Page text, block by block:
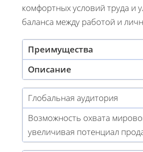
комфортных условий труда и
баланса между работой и
Преимущества
Описание
Глобальная аудитория
Возможность охвата
увеличивая потенциал